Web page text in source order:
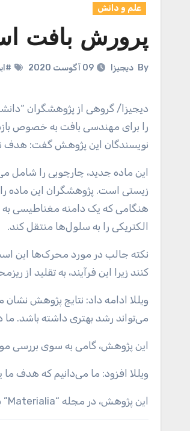
علم و دانش
پرورش بافت
By دیجیزا 09 آگوست 2020
دیجیزا
نویسندگان این پژوهش گفت: هدف
زیستی است. پژوهشگران این ماده را
هنگامی که یک دامنه مغناطیسی به
الکتریکی را به سلول‌ها منتقل کند.
نکته جالب در مورد محرک‌ها این
کنند زیرا این فرآیند، به تقلید
ویللا ادامه داد: نتایج پژوهش
می‌تواند رشد بهتری داشته باشد.
این پژوهش، گامی به سوی
ویللا افزود: ما می‌دانیم که
این پژوهش، در مجله “Materialia” به چاپ رسید.